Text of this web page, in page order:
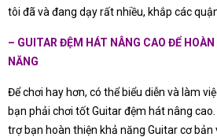
tôi đã và đang dạy rất nhiều, khắp các
– GUITAR ĐỆM HÁT NÂNG CAO ĐỂ
NĂNG
Để chơi hay hơn, có thể biểu diễn và làm
bạn phải chơi tốt Guitar đệm hát nâng
trợ bạn hoàn thiện khả năng Guitar cơ